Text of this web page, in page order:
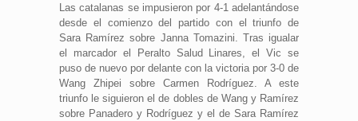
Las catalanas se impusieron por 4-1 adelantándose
desde el comienzo del partido con el triunfo de
Sara Ramírez sobre Janna Tomazini. Tras igualar
el marcador el Peralto Salud Linares, el Vic se
puso de nuevo por delante con la victoria por 3-0 de
Wang Zhipei sobre Carmen Rodríguez. A este
triunfo le siguieron el de dobles de Wang y Ramírez
sobre Panadero y Rodríguez y el de Sara Ramírez